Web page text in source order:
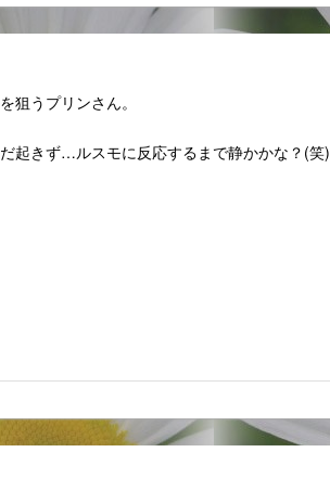
狙うプリンさん。
起きず…ルスモに反応するまで静かかな？(笑)